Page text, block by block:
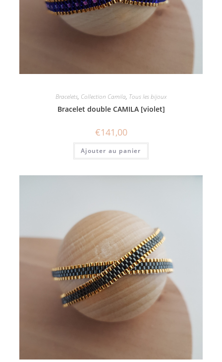
Bracelets, Collection Camila, Tous les bijoux
Bracelet double CAMILA [violet]
€141,00
Ajouter au panier